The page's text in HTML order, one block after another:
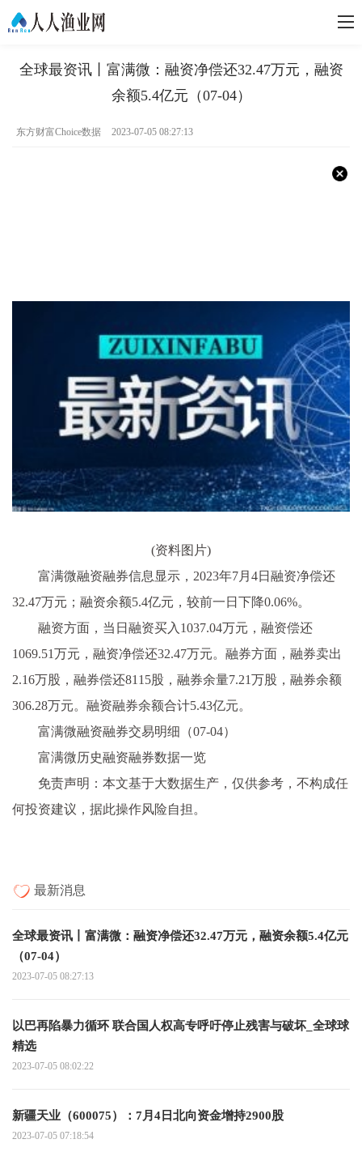
全球最资讯丨富满微：融资净偿还32.47万元，融资
余额5.4亿元（07-04）
东方财富Choice数据 2023-07-05 08:27:13
(资料图片)
富满微融资融券信息显示，2023年7月4日融资净偿还
32.47万元；融资余额5.4亿元，较前一日下降0.06%。
融资方面，当日融资买入1037.04万元，融资偿还
1069.51万元，融资净偿还32.47万元。融券方面，融券卖出
2.16万股，融券偿还8115股，融券余量7.21万股，融券余额
306.28万元。融资融券余额合计5.43亿元。
富满微融资融券交易明细（07-04）
富满微历史融资融券数据一览
免责声明：本文基于大数据生产，仅供参考，不构成任
何投资建议，据此操作风险自担。
最新消息
全球最资讯丨富满微：融资净偿还32.47万元，融资余额5.4亿元
（07-04）
2023-07-05 08:27:13
以巴再陷暴力循环 联合国人权高专呼吁停止残害与破坏_全球球
精选
2023-07-05 08:02:22
新疆天业（600075）：7月4日北向资金增持2900股
2023-07-05 07:18:54